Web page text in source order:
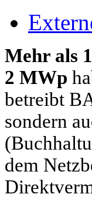
Mehr als
2 MWp
betreibt
sondern
dem